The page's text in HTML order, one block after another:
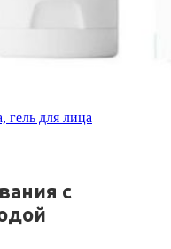
гель для лица
с